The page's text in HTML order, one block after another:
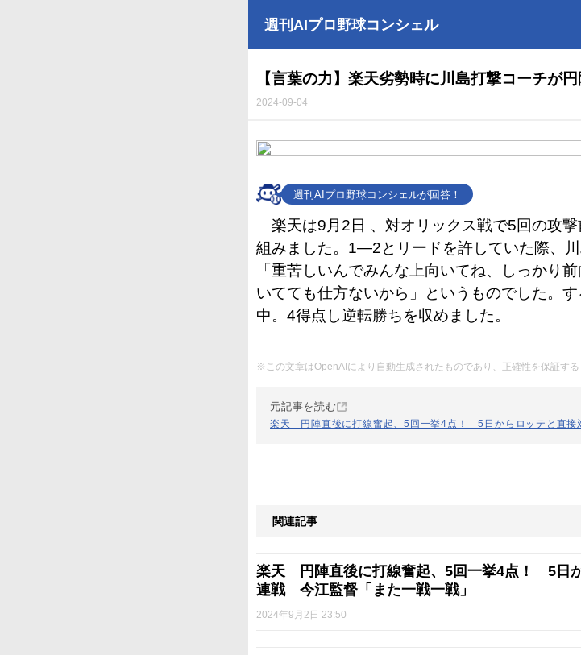
週刊AIプロ野球コンシェル
【言葉の力】楽天劣勢時に川島打撃コーチが
2024-09-04
週刊AIプロ野球コンシェルが回答！
楽天は9月2日 、対オリックス戦で5回の攻
組みました。1―2とリードを許していた際、
「重苦しいんでみんな上向いてね、しっかり
いてても仕方ないから」というものでした。
中。4得点し逆転勝ちを収めました。
※この文章はOpenAIにより自動生成されたものであり、正確性を保証す
元記事を読む
楽天 円陣直後に打線奮起、5回一挙4点！ 5日からロッテと直接
関連記事
楽天 円陣直後に打線奮起、5回一挙4点！ 5日
連戦 今江監督「また一戦一戦」
2024年9月2日 23:50